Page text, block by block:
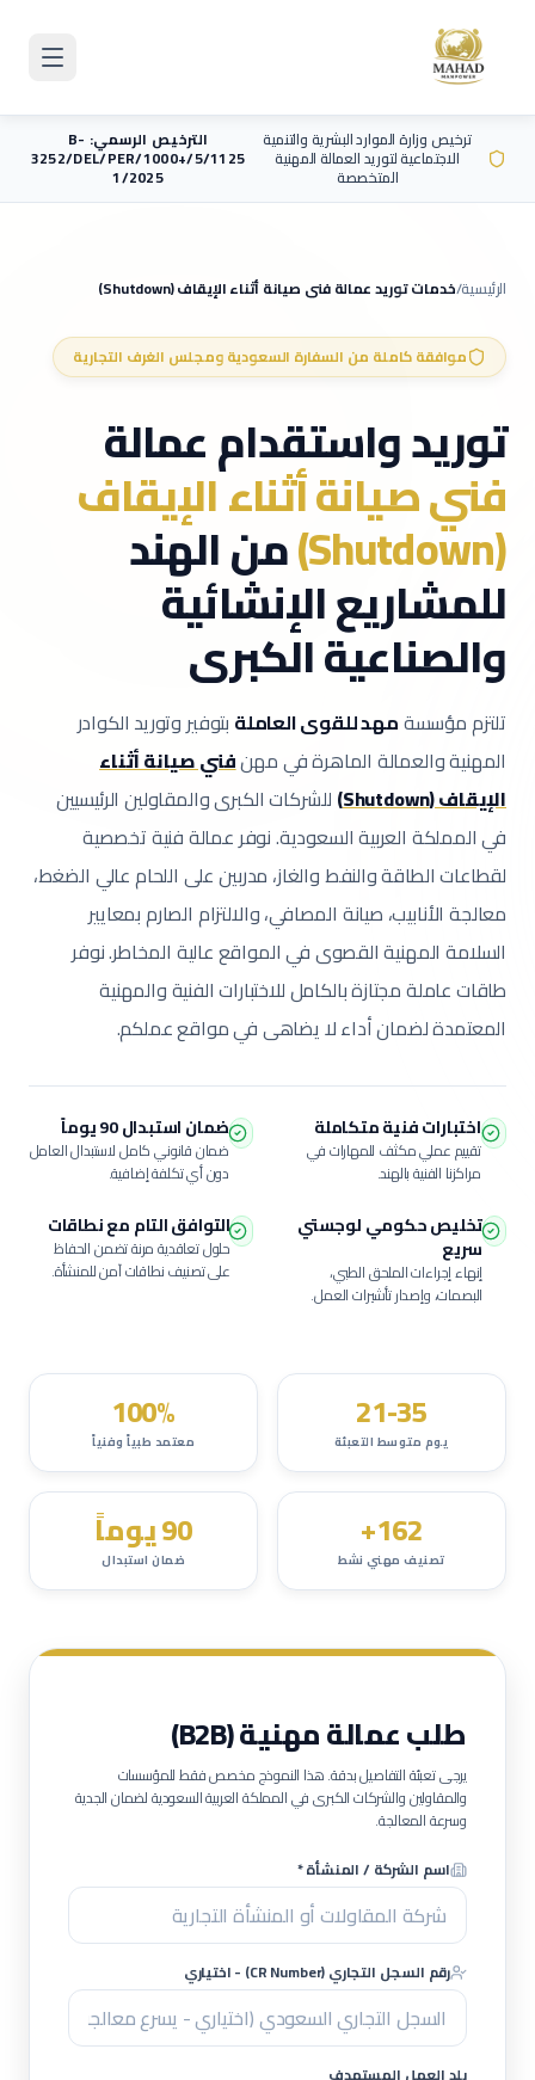
ترخيص وزارة الموارد البشرية والتنمية
الاجتماعية لتوريد العمالة المهنية
المتخصصة
الترخيص الرسمي: B-
3252/DEL/PER/1000+/5/1125
1/2025
الرئيسية/خدمات توريد عمالةفني صيانة أثناء الإيقاف (Shutdown)
موافقة كاملة من السفارة السعودية ومجلس الغرف التجارية
توريد واستقدام عمالة
فني صيانة أثناء الإيقاف
(Shutdown) من الهند
للمشاريع الإنشائية
والصناعية الكبرى
تلتزم مؤسسةمهد للقوى العاملة بتوفير وتوريد الكوادر
المهنية والعمالة الماهرة في مهنفني صيانة أثناء
الإيقاف (Shutdown)
للشركات الكبرى والمقاولين الرئيسيين
في المملكة العربية السعودية.نوفر عمالة فنية تخصصية
لقطاعات الطاقة والنفط والغاز، مدربين على اللحام عالي الضغط،
معالجة الأنابيب، صيانة المصافي، والالتزام الصارم بمعايير
السلامة المهنية القصوى في المواقع عالية المخاطر.نوفر
طاقات عاملة مجتازة بالكامل للاختبارات الفنية والمهنية
المعتمدة لضمان أداء لا يضاهى في مواقع عملكم.
اختبارات فنية متكاملة
تقييم عملي مكثف للمهارات في
مراكزنا الفنية بالهند.
ضمان استبدال 90 يوماً
ضمان قانوني كامل لاستبدال العامل
دون أي تكلفة إضافية.
تخليص حكومي لوجستي
سريع
إنهاء إجراءات الملحق الطبي،
البصمات، وإصدار تأشيرات العمل.
التوافق التام مع نطاقات
حلول تعاقدية مرنة تضمن الحفاظ
على تصنيف نطاقات آمن للمنشأة.
21-35
يوم متوسط التعبئة
100%
معتمد طبياً وفنياً
162+
تصنيف مهني نشط
90 يوماً
ضمان استبدال
طلب عمالة مهنية (B2B)
يرجى تعبئة التفاصيل بدقة. هذا النموذج مخصص فقط للمؤسسات
والمقاولين والشركات الكبرى في المملكة العربية السعودية لضمان الجدية
وسرعة المعالجة.
اسم الشركة / المنشأة *
رقم السجل التجاري (CR Number) - اختياري